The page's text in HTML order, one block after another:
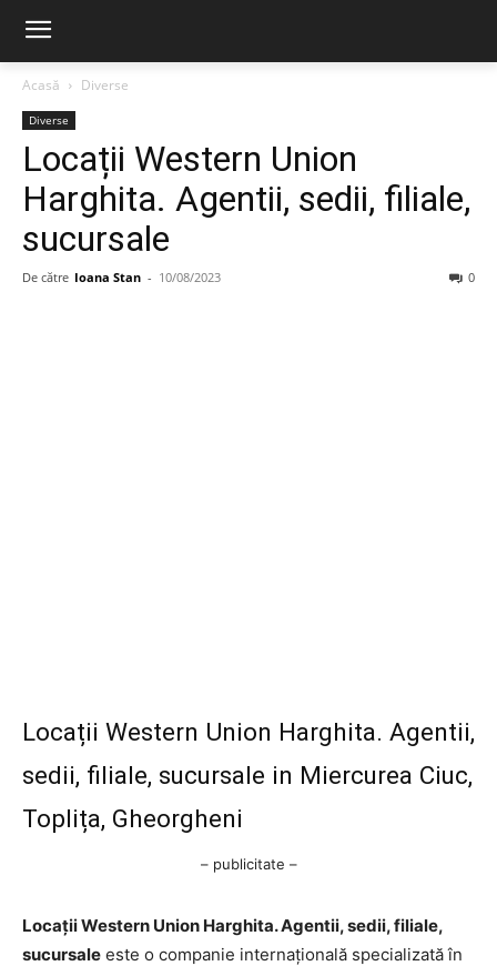
Acasă Diverse
Diverse
Locații Western Union
Harghita. Agentii, sedii, filiale,
sucursale
De către Ioana Stan - 10/08/2023 0
Locații Western Union Harghita. Agentii,
sedii, filiale, sucursale in Miercurea Ciuc,
Toplița, Gheorgheni
– publicitate –
Locații Western Union Harghita. Agentii, sedii, filiale,
sucursale este o companie internațională specializată în